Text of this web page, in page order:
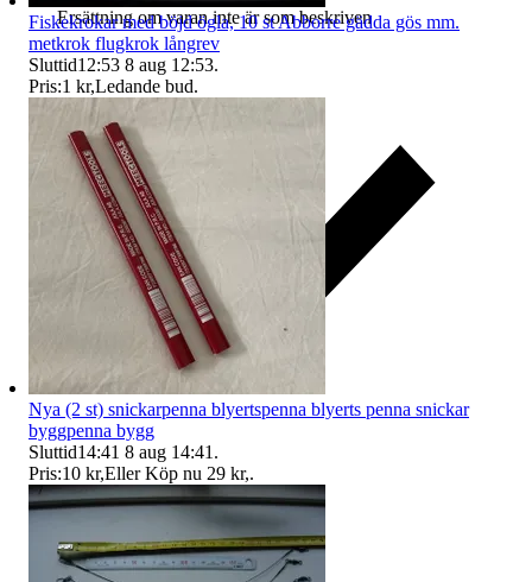
Ersättning om varan inte är som beskriven
Ersättning om du inte får din vara
Fiskekrokar med böjd ögla, 10 st Abborre gädda gös mm.
metkrok flugkrok långrev
Sluttid12:53 8 aug 12:53.
Pris:1 kr,Ledande bud.
Nya (2 st) snickarpenna blyertspenna blyerts penna snickar
byggpenna bygg
Sluttid14:41 8 aug 14:41 .
Pris:10 kr,Eller Köp nu 29 kr,.